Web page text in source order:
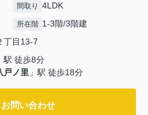
間取り 4LDK
所在階 1-3階/3階建
丁目13-7
駅 徒歩8分
戸ノ里 」駅 徒歩18分
お問い合わせ